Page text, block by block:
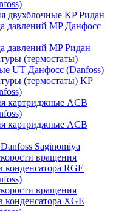
двухблочные KP Ридан
давлений MP Данфосс
давлений MP Ридан
(термостаты)
UT Данфосс (Danfoss)
(термостаты) KP
картриджные ACB
картриджные ACB
Saginomiya
вращения
конденсатора RGE
вращения
конденсатора XGE